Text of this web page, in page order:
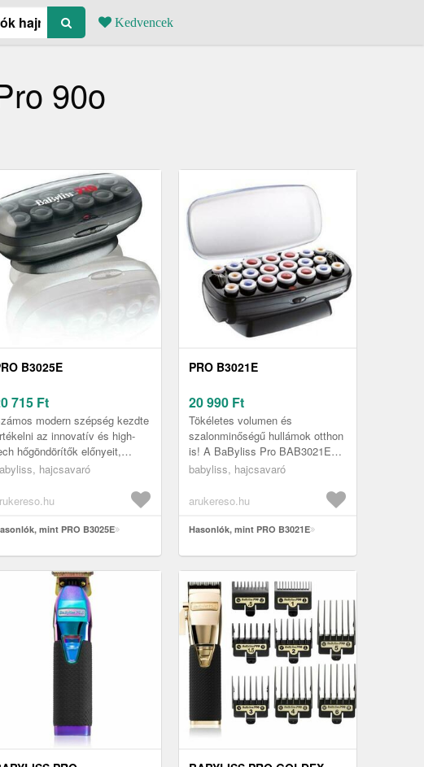
Kedvencek
90o
B3025E
715 Ft
modern szépség kezdte
az innovatív és high-
hőgöndörítők előnyeit,
jogosan foglalnak el
hajcsavaró
mint PRO B3025E
PRO B3021E
20 990 Ft
Tökéletes volumen és
szalonminőségű hullámok otthon
is! A BaByliss Pro BAB3021E
elektromos hajcsavaró készlet a
kí...
babyliss, hajcsavaró
arukereso.hu
Hasonlók, mint PRO B3021E